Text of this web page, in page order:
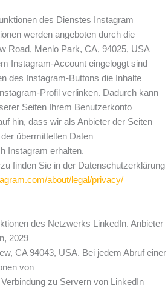
des Dienstes Instagram
werden angeboten durch die
Road, Menlo Park, CA, 94025, USA
Instagram-Account eingeloggt sind
des Instagram-Buttons die Inhalte
Profil verlinken. Dadurch kann
Seiten Ihrem Benutzerkonto
hin, dass wir als Anbieter der Seiten
übermittelten Daten
Instagram erhalten.
finden Sie in der Datenschutzerklärung
about/legal/privacy/
des Netzwerks LinkedIn. Anbieter
2029
CA 94043, USA. Bei jedem Abruf einer
von
zu Servern von LinkedIn